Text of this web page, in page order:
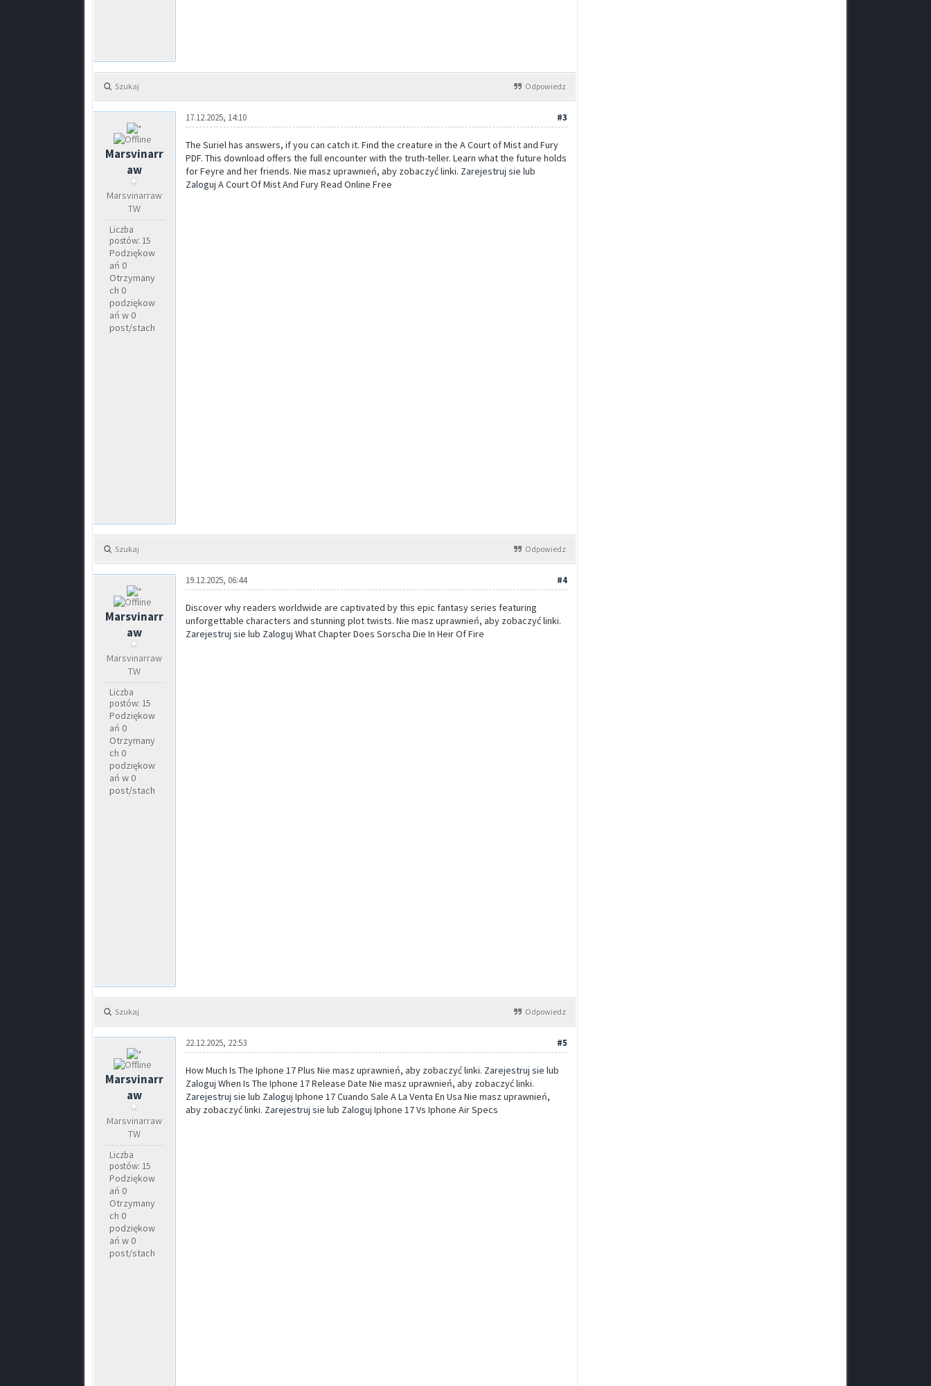
Szukaj Odpowiedz
Marsvinarr
aw
Marsvinarraw
TW
Liczba
postów: 15
Podziękow
ań 0
Otrzymany
ch 0
podziękow
ań w 0
post/stach
#3
17.12.2025, 14:10
The Suriel has answers, if you can catch it. Find the creature in the A Court of Mist and Fury
PDF. This download offers the full encounter with the truth-teller. Learn what the future holds
for Feyre and her friends. Nie masz uprawnień, aby zobaczyć linki. Zarejestruj sielub
Zaloguj A Court Of Mist And Fury Read Online Free
Szukaj Odpowiedz
Marsvinarr
aw
Marsvinarraw
TW
Liczba
postów: 15
Podziękow
ań 0
Otrzymany
ch 0
podziękow
ań w 0
post/stach
#4
19.12.2025, 06:44
Discover why readers worldwide are captivated by this epic fantasy series featuring
unforgettable characters and stunning plot twists. Nie masz uprawnień, aby zobaczyć linki.
Zarejestruj sielub Zaloguj What Chapter Does Sorscha Die In Heir Of Fire
Szukaj Odpowiedz
Marsvinarr
aw
Marsvinarraw
TW
Liczba
postów: 15
Podziękow
ań 0
Otrzymany
ch 0
podziękow
ań w 0
post/stach
#5
22.12.2025, 22:53
How Much Is The Iphone 17 Plus Nie masz uprawnień, aby zobaczyć linki. Zarejestruj sielub
Zaloguj When Is The Iphone 17 Release Date Nie masz uprawnień, aby zobaczyć linki.
Zarejestruj sielub Zaloguj Iphone 17 Cuando Sale A La Venta En Usa Nie masz uprawnień,
aby zobaczyć linki. Zarejestruj sielub Zaloguj Iphone 17 Vs Iphone Air Specs